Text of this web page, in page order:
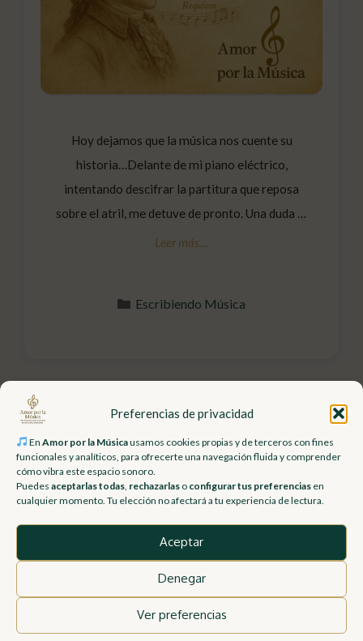
Preferencias de privacidad
En Amor por la Músicausamos cookies propias y de terceros con fines
funcionales y analíticos, para ofrecerte una navegación fluida y comprender
cómo vibra este espacio sonoro.
Puedes aceptarlas todas rechazarlas o configurar tus preferencias en
cualquier momento. Tu elección no afectará a tu experiencia de lectura.
Aceptar
Denegar
Ver preferencias
Hoy dejamos que la música nos cuente su
historia…Delante de mi piano eléctrico,
intentando descifrar la partitura que reposa
sobre el atril, me detuve de pronto. Una duda —
tan sencilla como abismal— me golpeó entre
preguntéis por qué se me …Leer más
Categorías
Escribiendo Música
Kazoo: el zumbido que viajó
entre culturas
porDesi Rivero